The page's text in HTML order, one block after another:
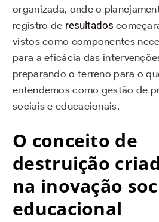
organizada, onde o
registro de resultados
vistos como componentes
para a eficácia das
preparando o terreno para o
entendemos como gestão de
sociais e educacionais.
O conceito de
destruição
na inovação
educacional